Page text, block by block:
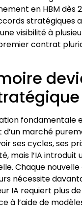
en HBM dès
stratégiques
visibilité à
contrat
fondamentale
marché
ses cycles, ses
mais l’IA introduit
Chaque
nécessite
IA requiert plus de
à l’aide de